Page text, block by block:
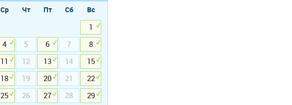
Ср Чт Пт Сб
Вс
1
4 5 6 7
8
11 12 13 14
15
18 19 20 21
22
25 26 27 28
29